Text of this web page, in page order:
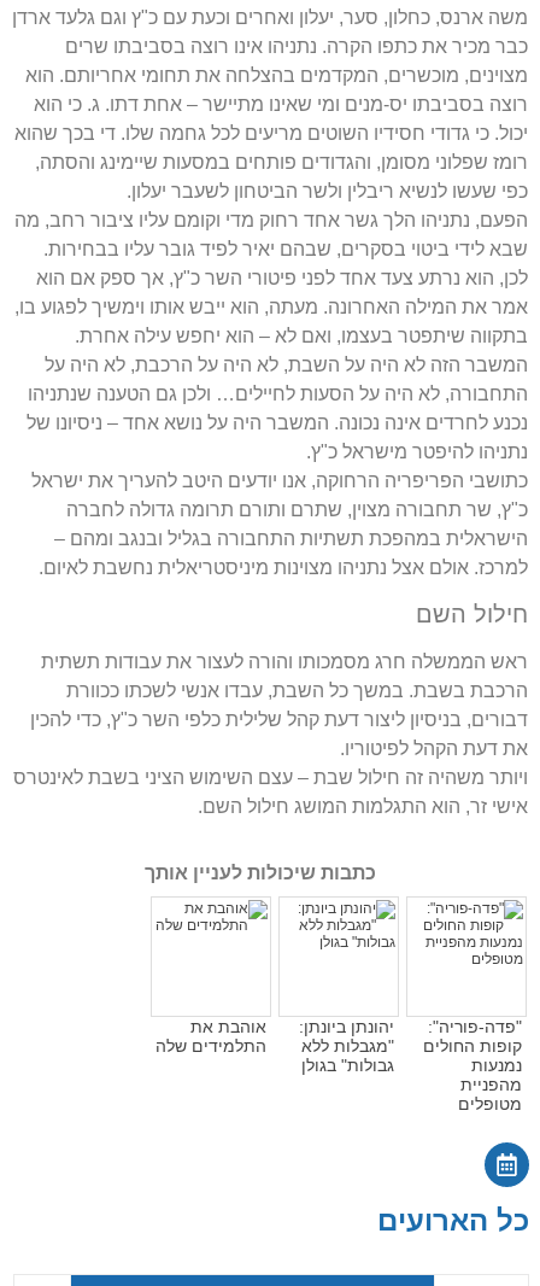
משה ארנס, כחלון, סער, יעלון ואחרים וכעת עם כ"ץ וגם גלעד ארדן
כבר מכיר את כתפו הקרה. נתניהו אינו רוצה בסביבתו שרים
מצוינים, מוכשרים, המקדמים בהצלחה את תחומי אחריותם. הוא
רוצה בסביבתו יס-מנים ומי שאינו מתיישר – אחת דתו. ג. כי הוא
יכול. כי גדודי חסידיו השוטים מריעים לכל גחמה שלו. די בכך שהוא
רומז שפלוני מסומן, והגדודים פותחים במסעות שיימינג והסתה,
כפי שעשו לנשיא ריבלין ולשר הביטחון לשעבר יעלון.
הפעם, נתניהו הלך גשר אחד רחוק מדי וקומם עליו ציבור רחב, מה
שבא לידי ביטוי בסקרים, שבהם יאיר לפיד גובר עליו בבחירות.
לכן, הוא נרתע צעד אחד לפני פיטורי השר כ"ץ, אך ספק אם הוא
אמר את המילה האחרונה. מעתה, הוא ייבש אותו וימשיך לפגוע בו,
בתקווה שיתפטר בעצמו, ואם לא – הוא יחפש עילה אחרת.
המשבר הזה לא היה על השבת, לא היה על הרכבת, לא היה על
התחבורה, לא היה על הסעות לחיילים… ולכן גם הטענה שנתניהו
נכנע לחרדים אינה נכונה. המשבר היה על נושא אחד – ניסיונו של
נתניהו להיפטר מישראל כ"ץ.
כתושבי הפריפריה הרחוקה, אנו יודעים היטב להעריך את ישראל
כ"ץ, שר תחבורה מצוין, שתרם ותורם תרומה גדולה לחברה
הישראלית במהפכת תשתיות התחבורה בגליל ובנגב ומהם –
למרכז. אולם אצל נתניהו מצוינות מיניסטריאלית נחשבת לאיום.
חילול השם
ראש הממשלה חרג מסמכותו והורה לעצור את עבודות תשתית
הרכבת בשבת. במשך כל השבת, עבדו אנשי לשכתו ככוורת
דבורים, בניסיון ליצור דעת קהל שלילית כלפי השר כ"ץ, כדי להכין
את דעת הקהל לפיטוריו.
ויותר משהיה זה חילול שבת – עצם השימוש הציני בשבת לאינטרס
אישי זר, הוא התגלמות המושג חילול השם.
כתבות שיכולות לעניין אותך
"פדה-פוריה":
קופות החולים
נמנעות
מהפניית
מטופלים
יהונתן ביונתן:
"מגבלות ללא
גבולות" בגולן
אוהבת את
התלמידים שלה
כל הארועים